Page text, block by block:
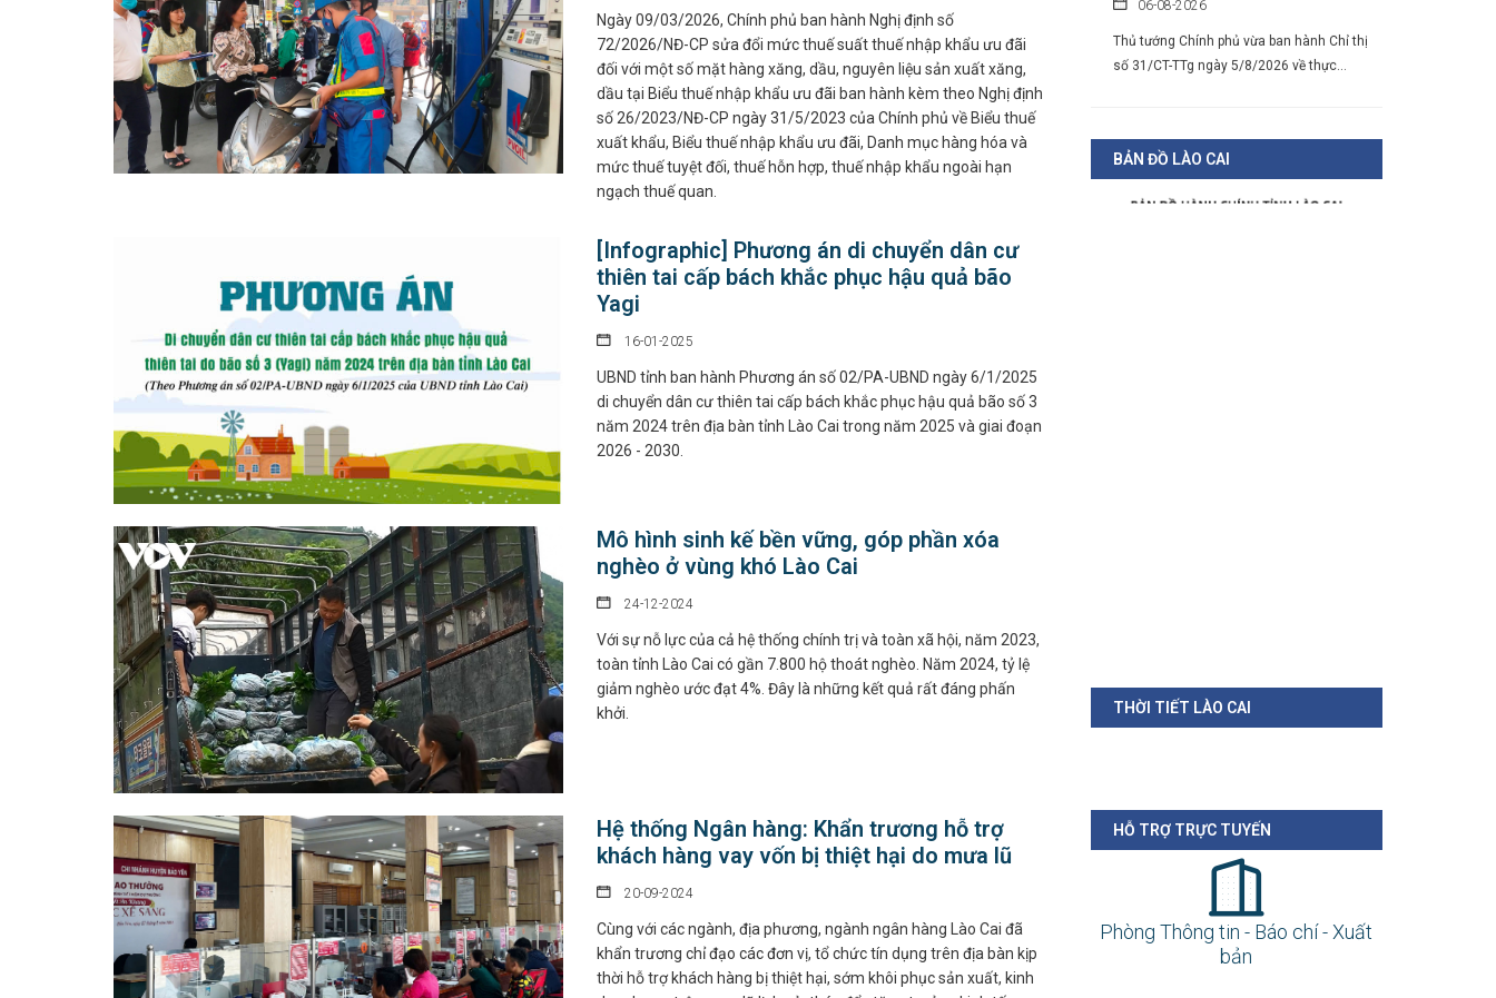
Ngày 09/03/2026, Chính phủ ban hành Nghị định số
72/2026/NĐ-CP sửa đổi mức thuế suất thuế nhập khẩu ưu đãi
đối với một số mặt hàng xăng, dầu, nguyên liệu sản xuất xăng,
dầu tại Biểu thuế nhập khẩu ưu đãi ban hành kèm theo Nghị định
số 26/2023/NĐ-CP ngày 31/5/2023 của Chính phủ về Biểu thuế
xuất khẩu, Biểu thuế nhập khẩu ưu đãi, Danh mục hàng hóa và
mức thuế tuyệt đối, thuế hỗn hợp, thuế nhập khẩu ngoài hạn
ngạch thuế quan.
[Infographic] Phương án di chuyển dân cư
thiên tai cấp bách khắc phục hậu quả bão
Yagi
16-01-2025
UBND tỉnh ban hành Phương án số 02/PA-UBND ngày 6/1/2025
di chuyển dân cư thiên tai cấp bách khắc phục hậu quả bão số 3
năm 2024 trên địa bàn tỉnh Lào Cai trong năm 2025 và giai đoạn
2026 - 2030.
Mô hình sinh kế bền vững, góp phần xóa
nghèo ở vùng khó Lào Cai
24-12-2024
Với sự nỗ lực của cả hệ thống chính trị và toàn xã hội, năm 2023,
toàn tỉnh Lào Cai có gần 7.800 hộ thoát nghèo. Năm 2024, tỷ lệ
giảm nghèo ước đạt 4%. Đây là những kết quả rất đáng phấn
khởi.
Hệ thống Ngân hàng: Khẩn trương hỗ trợ
khách hàng vay vốn bị thiệt hại do mưa lũ
20-09-2024
Cùng với các ngành, địa phương, ngành ngân hàng Lào Cai đã
khẩn trương chỉ đạo các đơn vị, tổ chức tín dụng trên địa bàn kịp
thời hỗ trợ khách hàng bị thiệt hại, sớm khôi phục sản xuất, kinh
Thủ tướng Chính phủ vừa ban hành Chỉ thị
số 31/CT-TTg ngày 5/8/2026 về thực...
số
05-08-2026
BẢN ĐỒ LÀO CAI
THỜI TIẾT LÀO CAI
HỖ TRỢ TRỰC TUYẾN
Phòng Thông tin - Báo chí - Xuất
bản